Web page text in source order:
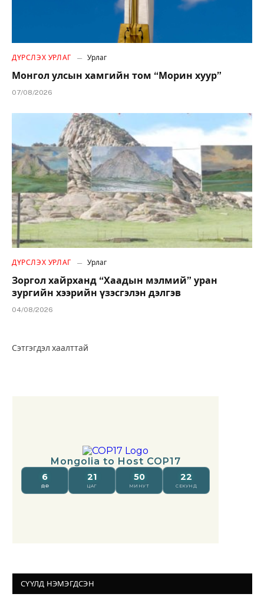
ДҮРСЛЭХ УРЛАГ Урлаг
Монгол улсын хамгийн том “Морин хуур”
07/08/2026
ДҮРСЛЭХ УРЛАГ Урлаг
Зоргол хайрханд “Хаадын мэлмий” уран
зургийн хээрийн үзэсгэлэн дэлгэв
04/08/2026
Сэтгэгдэл хаалттай
СҮҮЛД НЭМЭГДСЭН